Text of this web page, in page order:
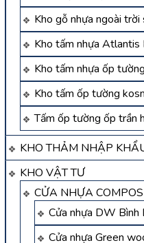
Kho gỗ nhựa ngoài
Kho tấm nhựa Atlantis
Kho tấm nhựa ốp
Kho tấm ốp tường
Tấm ốp tường ốp trần
KHO THẢM NHẬP
KHO VẬT TƯ
CỬA NHỰA
Cửa nhựa DW Bình
Cửa nhựa Green